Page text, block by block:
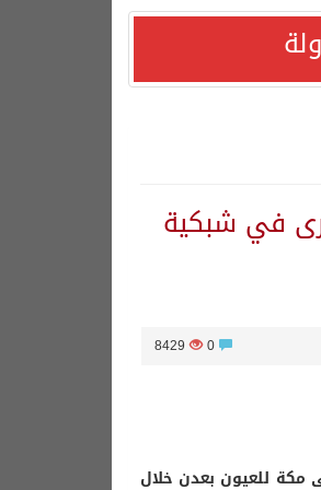
عملية جراحية كبرى في شبكية
8429
للعيون بعدن خلال